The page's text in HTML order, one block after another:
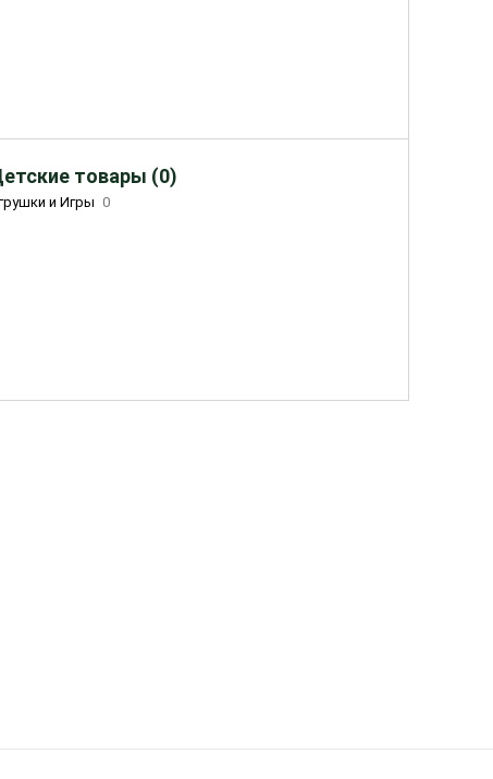
товары (0)
и Игры 0